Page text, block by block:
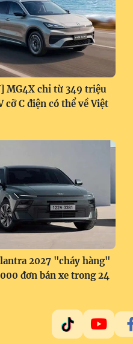
MG4X chỉ từ 349 triệu
cỡ C điện có thể về Việt
2027 "cháy hàng"
đơn bán xe trong 24